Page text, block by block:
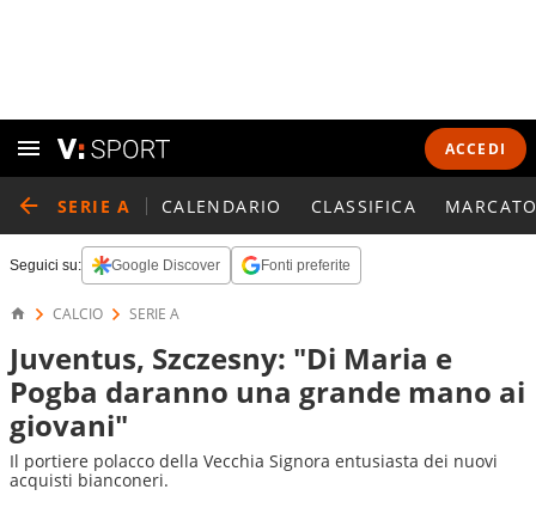
ACCEDI
SERIE A CALENDARIO CLASSIFICA
Seguici su: Google Discover Fonti preferite
CALCIO SERIE A
Juventus, Szczesny: "Di Maria e
Pogba daranno una grande mano ai
giovani"
Il portiere polacco della Vecchia Signora entusiasta dei nuovi
acquisti bianconeri.